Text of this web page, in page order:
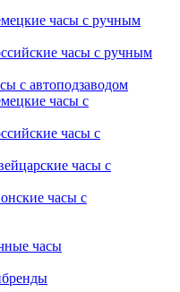
часы с ручным
часы с ручным
с автоподзаводом
часы с
часы с
часы с
часы с
часы